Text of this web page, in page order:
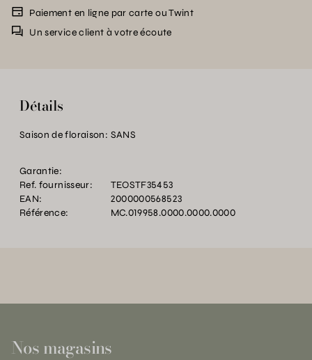
Paiement en ligne par carte ou Twint
Un service client à votre écoute
Détails
Saison de floraison: SANS
Garantie:
Ref. fournisseur:
TEOSTF35453
EAN:
2000000568523
Référence:
MC.019958.0000.0000.0000
Nos magasins